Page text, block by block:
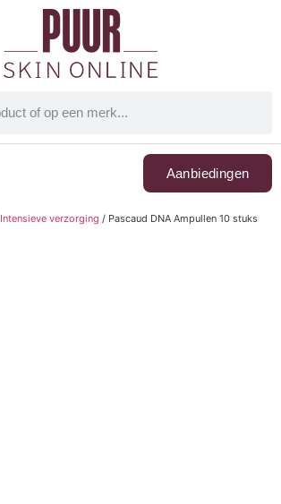
Aanbiedingen
Intensieve verzorging / Pascaud DNA Ampullen 10 stuks